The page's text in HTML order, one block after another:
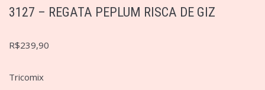
3127 – REGATA PEPLUM RISCA DE GIZ
R$239,90
Tricomix